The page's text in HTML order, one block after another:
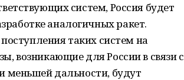
систем, Россия будет
аналогичных ракет.
таких систем на
возникающие для России в связи с
меньшей дальности, будут